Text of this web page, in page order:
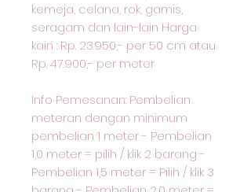
kemeja, celana, rok, gamis,
seragam dan lain-lain Harga
kain : Rp. 23.950,- per 50 cm atau
Rp. 47.900,- per meter
Info Pemesanan: Pembelian
meteran dengan minimum
pembelian 1 meter - Pembelian
1,0 meter = pilih / klik 2 barang -
Pembelian 1,5 meter = Pilih / klik 3